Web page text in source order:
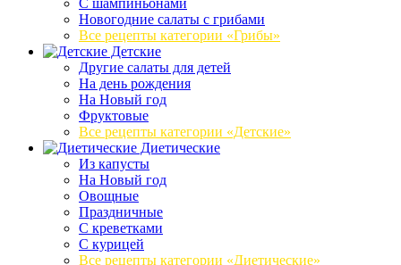
Новогодние салаты с грибами
Все рецепты категории «Грибы»
Детские
Другие салаты для детей
На день рождения
На Новый год
Фруктовые
Все рецепты категории «Детские»
Диетические
Из капусты
На Новый год
Овощные
Праздничные
С креветками
С курицей
Все рецепты категории «Диетические»